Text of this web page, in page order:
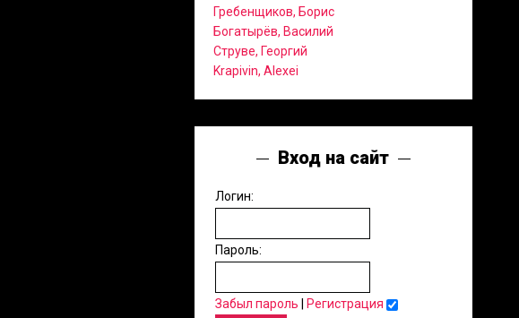
Гребенщиков, Борис
Богатырёв, Василий
Струве, Георгий
Krapivin, Alexei
Вход на сайт
Логин:
Пароль:
Забыл пароль Регистрация